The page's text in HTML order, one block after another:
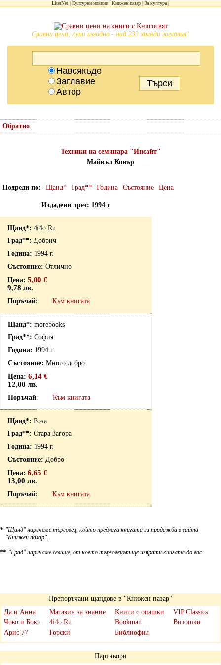
LiterNet Културни новини Книжен пазар За култура
Сравни цени, купи изгодно - над 233 хиляди заглавия!
Навсякъде
Заглавие
Автор
Обратно
Техники на семинара "Инсайт"
Майкъл Конър
Подреди по Щанд* Град** Година Състояние Цена
Издадени през: 1994 г.
4i4o Ru
Добрич
1994 г.
Отлично
5,00 €
9,78 лв.
Към книгата
morebooks
София
1994 г.
Много добро
6,14 €
12,00 лв.
Към книгата
Роза
Стара Загора
1994 г.
Добро
6,65 €
13,00 лв.
Към книгата
* "Щанд" наричаме търговец, който предлага книгата за продажба в сайта
"Книжен пазар".
** "Град" наричаме селище, от което търговецът ще изпрати книгата до вас.
Препоръчани щандове в "Книжен пазар"
Да и Анна
Чоко и Боко
Арис 77
Магазин за знание
4i4o Ru
Горски
Книги с опашки
Bookman
Библиофил
VIP Classics
Витошки
Партньори